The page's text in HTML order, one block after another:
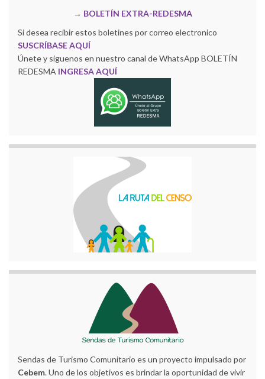
→ BOLETÍN EXTRA-REDESMA
Si desea recibir estos boletines por correo electronico
SUSCRÍBASE AQUÍ
Únete y siguenos en nuestro canal de WhatsApp BOLETÍN
REDESMA INGRESA AQUÍ
Sendas de Turismo Comunitario es un proyecto impulsado por
Cebem. Uno de los objetivos es brindar la oportunidad de vivir